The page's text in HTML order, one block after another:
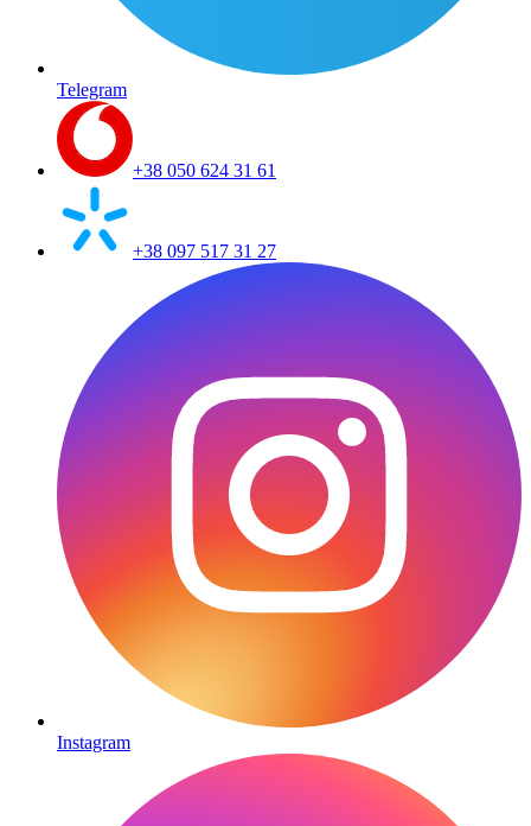
Telegram
+38 050 624 31 61
+38 097 517 31 27
Instagram